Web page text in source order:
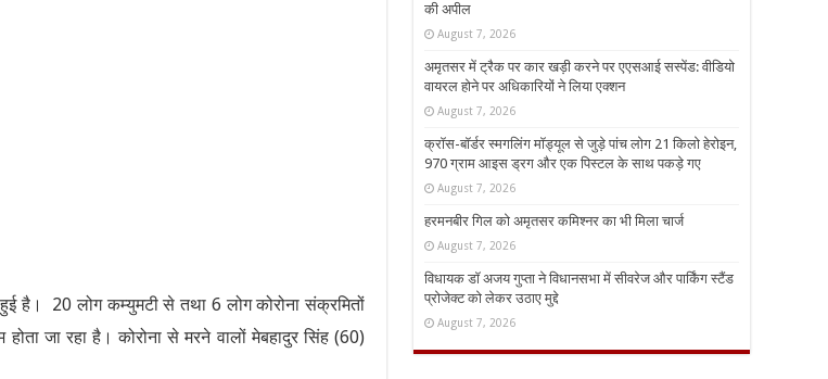
है। 20 लोग कम्युमटी से तथा 6 लोग कोरोना संक्रमितों
जा रहा है। कोरोना से मरने वालों मेबहादुर सिंह (60)
की अपील
August 7, 2026
अमृतसर में ट्रैक पर कार खड़ी करने पर एएसआई सस्पेंड: वीडियो
वायरल होने पर अधिकारियों ने लिया एक्शन
August 7, 2026
क्रॉस-बॉर्डर स्मगलिंग मॉड्यूल से जुड़े पांच लोग 21 किलो हेरोइन,
970 ग्राम आइस ड्रग और एक पिस्टल के साथ पकड़े गए
August 7, 2026
हरमनबीर गिल को अमृतसर कमिश्नर का भी मिला चार्ज
August 7, 2026
विधायक डॉ अजय गुप्ता ने विधानसभा में सीवरेज और पार्किंग स्टैंड
प्रोजेक्ट को लेकर उठाए मुद्दे
August 7, 2026